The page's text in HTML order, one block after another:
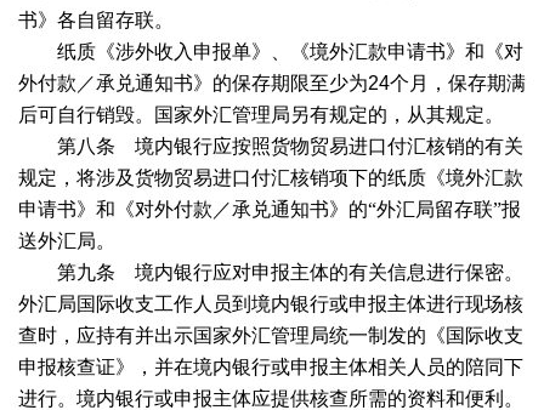
书》各自留存联。
纸质《涉外收入申报单》、《境外汇款申请书》和《对
外付款／承兑通知书》的保存期限至少为24个月，保存期满
后可自行销毁。国家外汇管理局另有规定的，从其规定。
第八条 境内银行应按照货物贸易进口付汇核销的有关
规定，将涉及货物贸易进口付汇核销项下的纸质《境外汇款
申请书》和《对外付款／承兑通知书》的“外汇局留存联”报
送外汇局。
第九条 境内银行应对申报主体的有关信息进行保密。
外汇局国际收支工作人员到境内银行或申报主体进行现场核
查时，应持有并出示国家外汇管理局统一制发的《国际收支
申报核查证》，并在境内银行或申报主体相关人员的陪同下
进行。境内银行或申报主体应提供核查所需的资料和便利。